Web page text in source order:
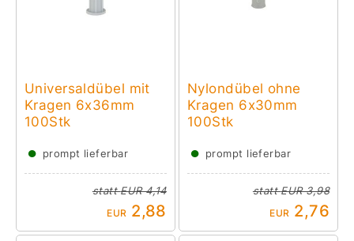
Universaldübel mit
Kragen 6x36mm
100Stk
● prompt lieferbar
stattEUR 4,14
EUR 2,88
Nylondübel ohne
Kragen 6x30mm
100Stk
● prompt lieferbar
stattEUR 3,98
EUR 2,76